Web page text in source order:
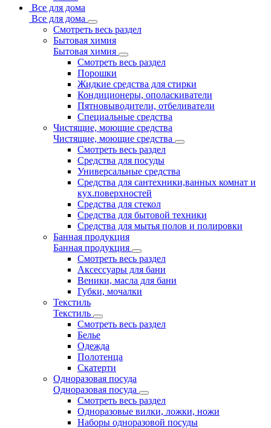
Все для дома
Все для дома
Смотреть весь раздел
Бытовая химия
Бытовая химия
Смотреть весь раздел
Порошки
Жидкие средства для стирки
Кондиционеры, ополаскиватели
Пятновыводители, отбеливатели
Специальные средства
Чистящие, моющие средства
Чистящие, моющие средства
Смотреть весь раздел
Средства для посуды
Универсальные средства
Средства для сантехники,ванных комнат и
кух.поверхностей
Средства для стекол
Средства для бытовой техники
Средства для мытья полов и полировки
Банная продукция
Банная продукция
Смотреть весь раздел
Аксессуары для бани
Веники, масла для бани
Губки, мочалки
Текстиль
Текстиль
Смотреть весь раздел
Белье
Одежда
Полотенца
Скатерти
Одноразовая посуда
Одноразовая посуда
Смотреть весь раздел
Одноразовые вилки, ложки, ножи
Наборы одноразовой посуды